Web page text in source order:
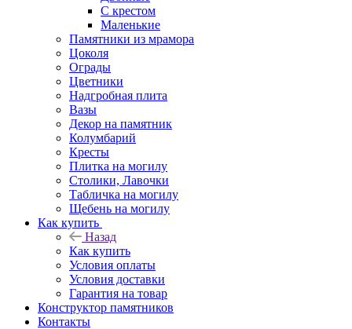
С крестом
Маленькие
Памятники из мрамора
Цоколя
Ограды
Цветники
Надгробная плита
Вазы
Декор на памятник
Колумбарий
Кресты
Плитка на могилу
Столики, Лавочки
Табличка на могилу
Щебень на могилу
Как купить
Назад
Как купить
Условия оплаты
Условия доставки
Гарантия на товар
Конструктор памятников
Контакты